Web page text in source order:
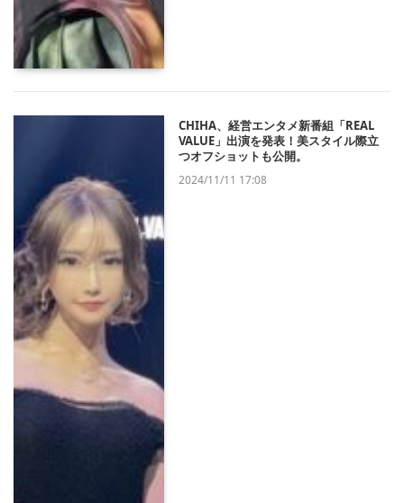
CHIHA、経営エンタメ新番組「REAL
VALUE」出演を発表！美スタイル際立
つオフショットも公開。
2024/11/11 17:08